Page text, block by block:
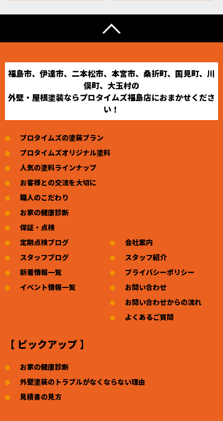
福島市、伊達市、二本松市、本宮市、桑折町、国見町、川
俣町、大玉村の
外壁・屋根塗装ならプロタイムズ福島店におまかせくださ
い！
プロタイムズの塗装プラン
プロタイムズオリジナル塗料
人気の塗料ラインナップ
お客様との交流を大切に
職人のこだわり
お家の健康診断
保証・点検
定期点検ブログ
スタッフブログ
新着情報一覧
イベント情報一覧
会社案内
スタッフ紹介
プライバシーポリシー
お問い合わせ
お問い合わせからの流れ
よくあるご質問
【 ピックアップ 】
お家の健康診断
外壁塗装のトラブルがなくならない理由
見積書の見方